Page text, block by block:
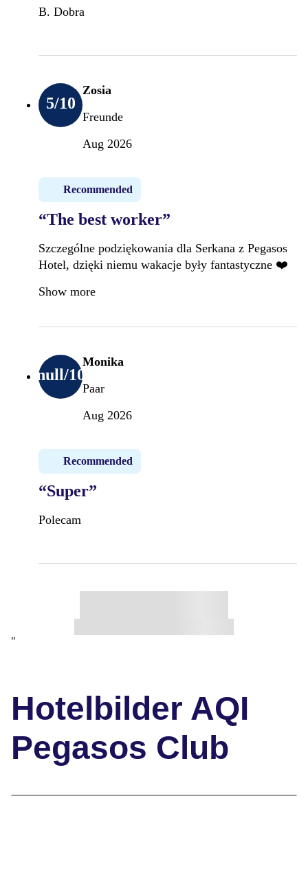
B. Dobra
5/10
Zosia
Freunde
Aug 2026
Recommended
“The best worker”
Szczególne podziękowania dla Serkana z Pegasos
Hotel, dzięki niemu wakacje były fantastyczne ❤️
Show more
null/10
Monika
Paar
Aug 2026
Recommended
“Super”
Polecam
"
Hotelbilder AQI
Pegasos Club